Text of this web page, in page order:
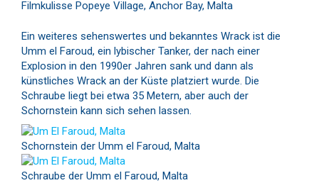
Filmkulisse Popeye Village, Anchor Bay, Malta
Ein weiteres sehenswertes und bekanntes Wrack ist die
Umm el Faroud, ein lybischer Tanker, der nach einer
Explosion in den 1990er Jahren sank und dann als
künstliches Wrack an der Küste platziert wurde. Die
Schraube liegt bei etwa 35 Metern, aber auch der
Schornstein kann sich sehen lassen.
Schornstein der Umm el Faroud, Malta
Schraube der Umm el Faroud, Malta